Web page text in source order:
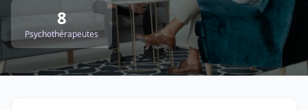
8
Psychothérapeutes